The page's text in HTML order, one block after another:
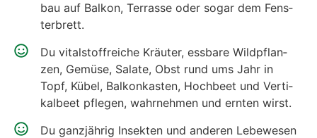
bau auf Bal­kon, Ter­ras­se oder sogar dem Fens­
ter­brett.
Du vital­stoff­rei­che Kräu­ter, ess­ba­re Wild­pflan­
zen, Gemü­se, Sala­te, Obst rund ums Jahr in
Topf, Kübel, Bal­kon­kas­ten, Hoch­beet und Ver­ti­
kal­beet pfle­gen, wahr­neh­men und ern­ten wirst.
Du ganz­jäh­rig Insek­ten und ande­ren Lebe­we­sen